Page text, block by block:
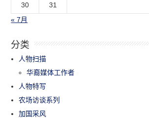
30
31
« 7月
分类
人物扫描
华裔媒体工作者
人物特写
农场访谈系列
加国采风